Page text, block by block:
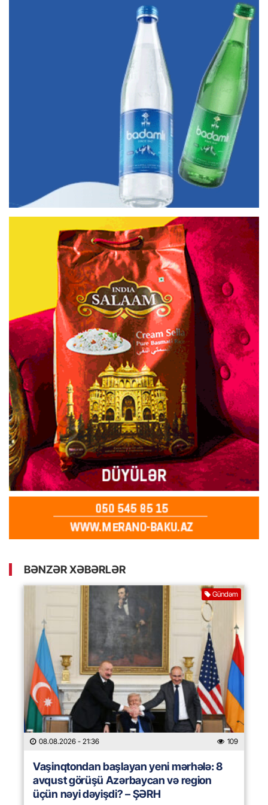
BƏNZƏR XƏBƏRLƏR
Gündəm
08.08.2026 - 21:36 109
Vaşinqtondan başlayan yeni mərhələ: 8
avqust görüşü Azərbaycan və region
üçün nəyi dəyişdi? – ŞƏRH